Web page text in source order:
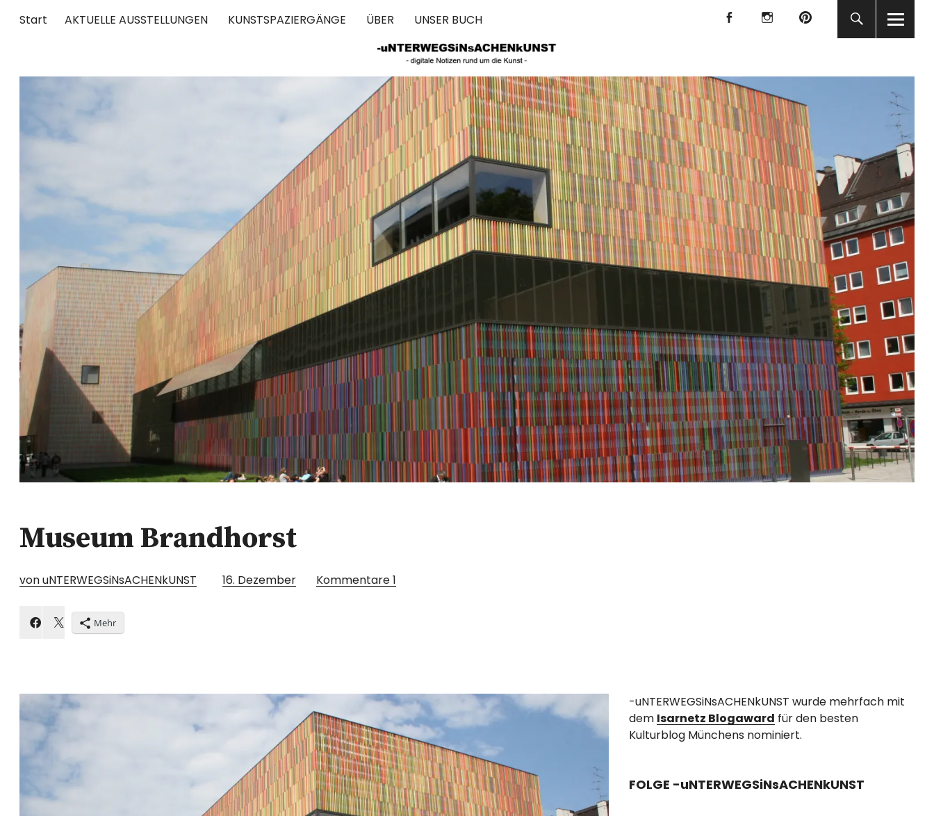
Start AKTUELLE AUSSTELLUNGEN KUNSTSPAZIERGÄNGE ÜBER UNSER BUCH
UNTERWEGS IN SACHEN KUNST
f I P
Museum Brandhorst
von uNTERWEGSiNsACHENkUNST 16. Dezember Kommentare1
Mehr
-uNTERWEGSiNsACHENkUNST wurde mehrfach mit
dem Isarnetz Blogaward für den besten
Kulturblog Münchens nominiert.
FOLGE -uNTERWEGSiNsACHENkUNST